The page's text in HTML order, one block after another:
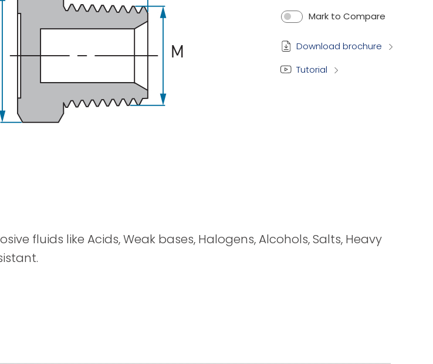
Пистолеты Mark to Compare
Download brochure
Tutorial
fluids like Acids, Weak bases, Halogens, Alcohols, Salts, Heavy